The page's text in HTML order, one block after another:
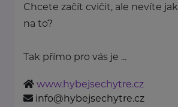
Chcete začít cvičit, ale nevíte jak
na to?
Tak přímo pro vás je ...
www.hybejsechytre.cz
info@hybejsechytre.cz